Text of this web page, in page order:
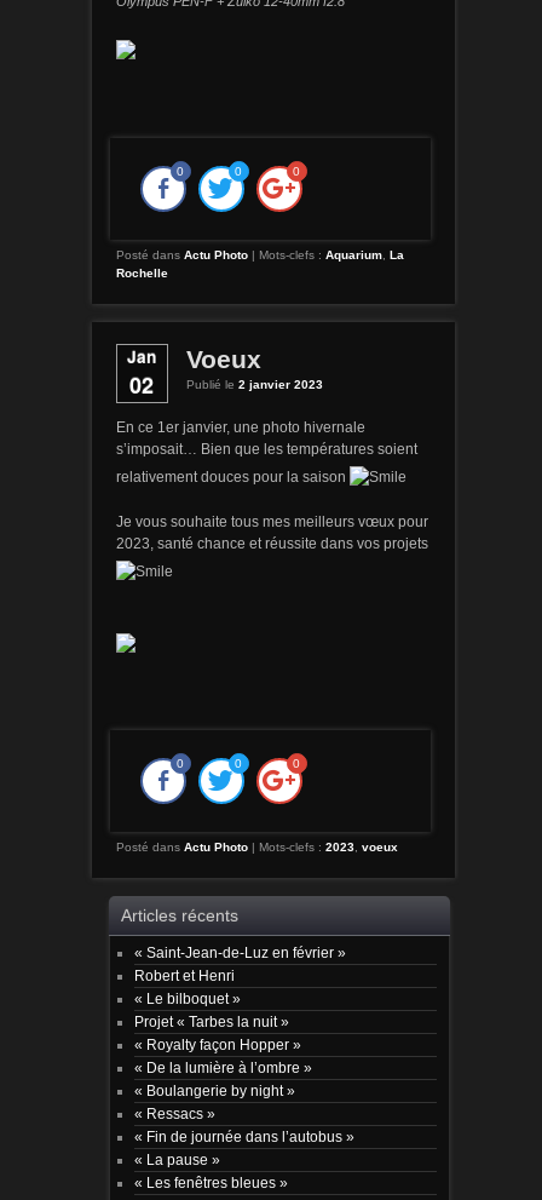
0 0 0
Posté dans Actu Photo | Mots-clefs : Aquarium, La
Rochelle
Jan
02
Voeux
Publié le 2 janvier 2023
En ce 1er janvier, une photo hivernale
s’imposait… Bien que les températures soient
relativement douces pour la saison
Je vous souhaite tous mes meilleurs vœux pour
2023, santé chance et réussite dans vos projets
0 0 0
Posté dans Actu Photo | Mots-clefs : 2023, voeux
Articles récents
« Saint-Jean-de-Luz en février »
Robert et Henri
« Le bilboquet »
Projet « Tarbes la nuit »
« Royalty façon Hopper »
« De la lumière à l’ombre »
« Boulangerie by night »
« Ressacs »
« Fin de journée dans l’autobus »
« La pause »
« Les fenêtres bleues »